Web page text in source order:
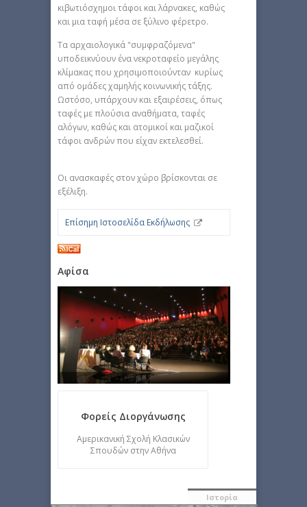
κιβωτιόσχημοι τάφοι και λάρνακες, καθώς
και μια ταφή μέσα σε ξύλινο φέρετρο.
Τα αρχαιολογικά "συμφραζόμενα"
υποδεικνύουν ένα νεκροταφείο μεγάλης
κλίμακας που χρησιμοποιούνταν κυρίως
από ομάδες χαμηλής κοινωνικής τάξης.
Ωστόσο, υπάρχουν και εξαιρέσεις, όπως
ταφές με πλούσια αναθήματα, ταφές
αλόγων, καθώς και ατομικοί και μαζικοί
τάφοι ανδρών που είχαν εκτελεσθεί.
Οι ανασκαφές στον χώρο βρίσκονται σε
εξέλιξη.
Επίσημη Ιστοσελίδα Εκδήλωσης
Αφίσα
Φορείς Διοργάνωσης
Αμερικανική Σχολή Κλασικών
Σπουδών στην Αθήνα
Ιστορία